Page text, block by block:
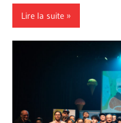
Lire la suite